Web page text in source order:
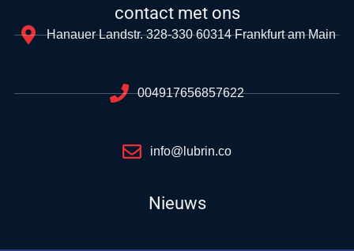
contact met ons
Hanauer Landstr. 328-330 60314 Frankfurt am Main
004917656857622
info@lubrin.co
Nieuws